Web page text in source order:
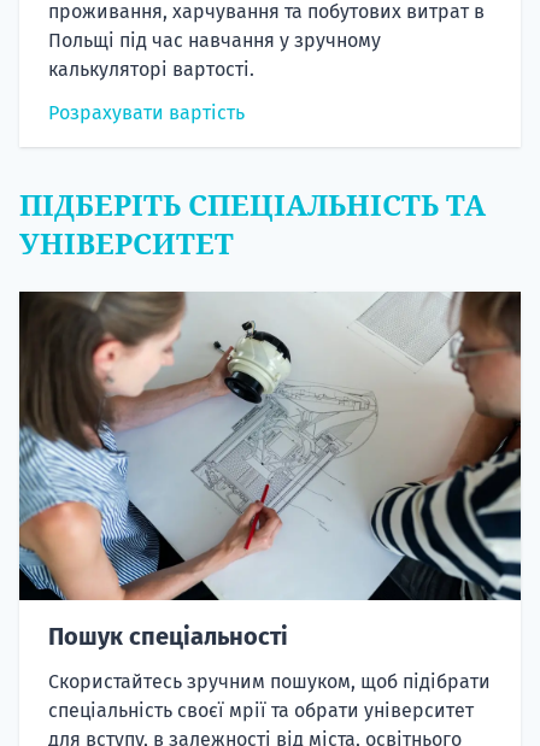
проживання, харчування та побутових витрат в
Польщі під час навчання у зручному
калькуляторі вартості.
Розрахувати вартість
ПІДБЕРІТЬ СПЕЦІАЛЬНІСТЬ ТА
УНІВЕРСИТЕТ
Пошук спеціальності
Скористайтесь зручним пошуком, щоб підібрати
спеціальність своєї мрії та обрати університет
для вступу, в залежності від міста, освітнього